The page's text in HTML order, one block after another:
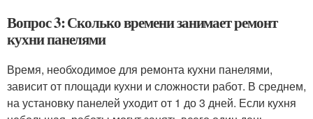
Вопрос 3: Сколько времени занимает ремонт
кухни панелями
Время, необходимое для ремонта кухни панелями,
зависит от площади кухни и сложности работ. В среднем,
на установку панелей уходит от 1 до 3 дней. Если кухня